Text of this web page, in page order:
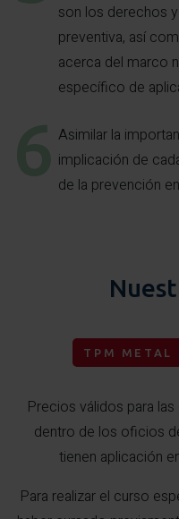
son los derechos
preventiva, así
acerca del marco
específico de
Asimilar la
implicación de
de la prevención
TPM METAL
Precios válidos para
dentro de los oficios
tienen aplicación
Para realizar el curso